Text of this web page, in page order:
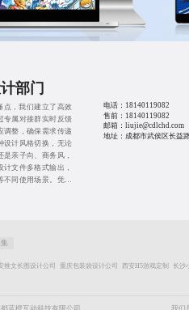
部门
点，我们建立了高效
专属对接群实时反馈
调整，确保需求传递
设计风格切换，无论
亲子向、商务风，
文件多格式输出，
不同使用场景。凭借
电话： 18140119082
售前： 18140119082
邮箱：liujie@cdlchd.com
地址：成都市武侯区长益
推文长图设计公司 重庆包装袋设计公司 西安H5游戏定制
长沙